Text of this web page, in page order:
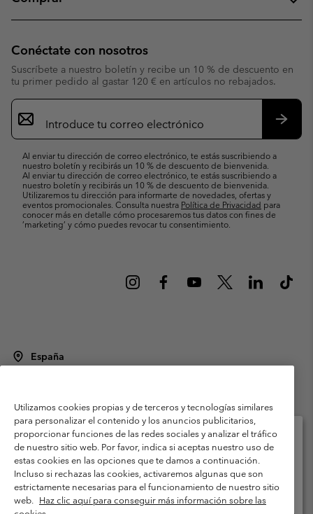
Conéctate con nosotros
Suscríbete a nuestro boletín y recibe un 10 % de descuento en
tu primer pedido al gastar 120 € en artículos no rebajados.
Suscripción
de
correo
Al enviar tu dirección de correo electrónico, te estás suscribiendo a
nuestro boletín y recibirás un 10 % de descuento de bienvenida.
Al enviar tu dirección de correo electrónico, te estás suscribiendo a
nuestro boletín y recibirás un 10 % de descuento de bienvenida.
Utilizaremos tu dirección para informarte de novedades, ofertas y
eventos promocionales. Consulta nuestra Política de Privacidad para
conocer más en detalle cómo procesaremos tus datos con fines de
’marketing’ y cómo puedes revocar tu consentimiento.
España
Condiciones de uso
Terminos de Venta
Garantía
Política de Privacidad
Términos y condiciones del programa de miembros
Términos De Uso Del Contenido Generado Por Los Usuarios
Impressum
Cookies Public CBCR
Utilizamos cookies propias y de terceros y tecnologías similares
para personalizar el contenido y los anuncios publicitarios,
proporcionar funciones de las redes sociales y analizar el tráfico
de nuestro sitio web. Por favor, indica si aceptas nuestro uso de
estas cookies en las opciones que te damos a continuación.
Incluso si rechazas las cookies, activaremos algunas que son
estrictamente necesarias para el funcionamiento de nuestro sitio
web. Haz clic aquí para conseguir más información sobre las
Selecciona tu país e idioma envío
Compras en línea disponibles